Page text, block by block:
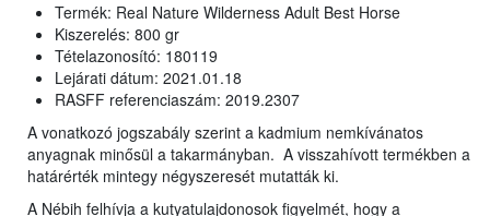
Termék: Real Nature Wilderness Adult Best Horse
Kiszerelés: 800 gr
Tételazonosító: 180119
Lejárati dátum: 2021.01.18
RASFF referenciaszám: 2019.2307
A vonatkozó jogszabály szerint a kadmium nemkívánatos
anyagnak minősül a takarmányban. A visszahívott termékben a
határérték mintegy négyszeresét mutatták ki.
A Nébih felhívja a kutyatulajdonosok figyelmét, hogy a